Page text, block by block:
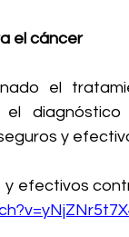
el cáncer
el
y
efectivos